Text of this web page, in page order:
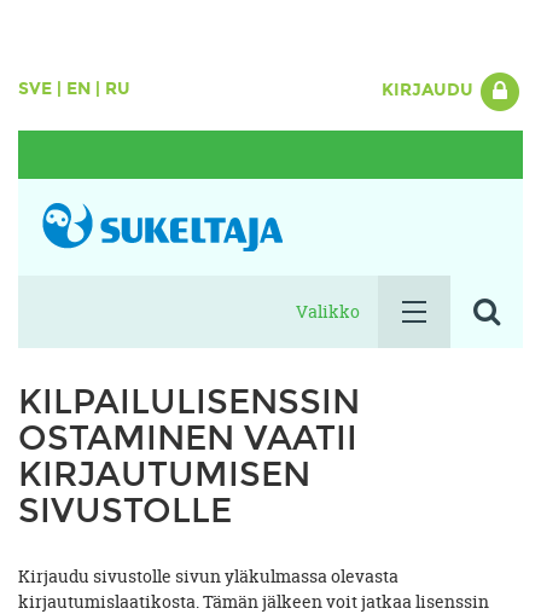
SVE EN RU KIRJAUDU
Valikko
KILPAILULISENSSIN
OSTAMINEN VAATII
KIRJAUTUMISEN
SIVUSTOLLE
Kirjaudu sivustolle sivun yläkulmassa olevasta
kirjautumislaatikosta. Tämän jälkeen voit jatkaa lisenssin